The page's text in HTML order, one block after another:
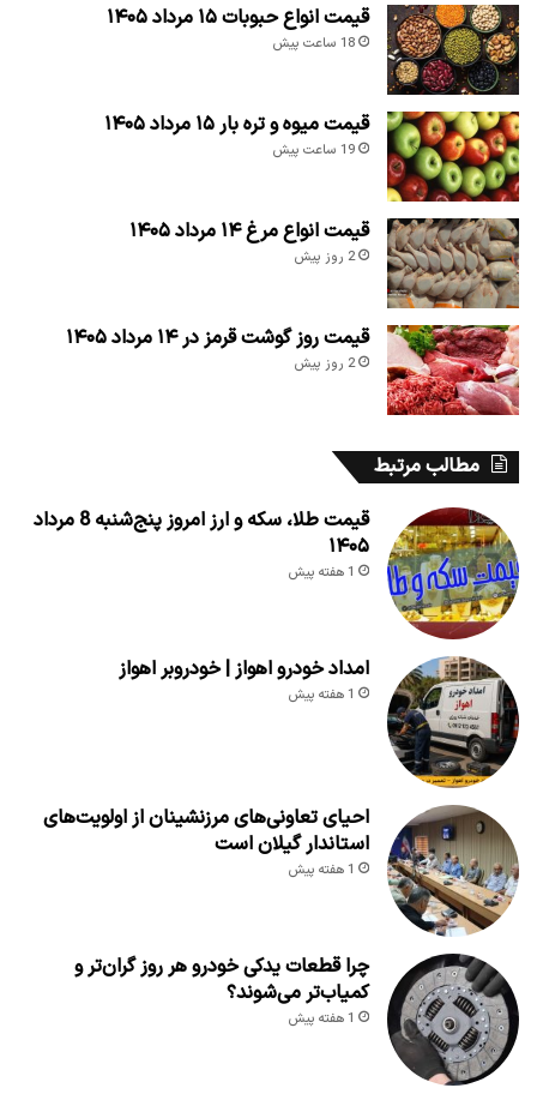
قیمت انواع حبوبات ۱۵ مرداد ۱۴۰۵
18 ساعت پیش
قیمت میوه و تره بار ۱۵ مرداد ۱۴۰۵
19 ساعت پیش
قیمت انواع مرغ ۱۴ مرداد ۱۴۰۵
2 روز پیش
قیمت روز گوشت قرمز در ۱۴ مرداد ۱۴۰۵
2 روز پیش
مطالب مرتبط
قیمت طلا، سکه و ارز امروز پنج‌شنبه 8 مرداد
۱۴۰۵
1 هفته پیش
امداد خودرو اهواز | خودروبر اهواز
1 هفته پیش
احیای تعاونی‌های مرزنشینان از اولویت‌های
استاندار گیلان است
1 هفته پیش
چرا قطعات یدکی خودرو هر روز گران‌تر و
کمیاب‌تر می‌شوند؟
1 هفته پیش